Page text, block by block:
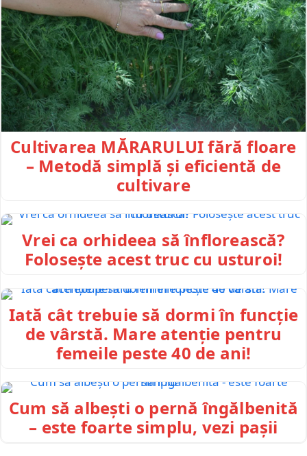
Cultivarea MĂRARULUI fără floare
– Metodă simplă și eficientă de
cultivare
Vrei ca orhideea să înflorească?
Folosește acest truc cu usturoi!
Iată cât trebuie să dormi în funcție
de vârstă. Mare atenție pentru
femeile peste 40 de ani!
Cum să albești o pernă îngălbenită
– este foarte simplu, vezi pașii